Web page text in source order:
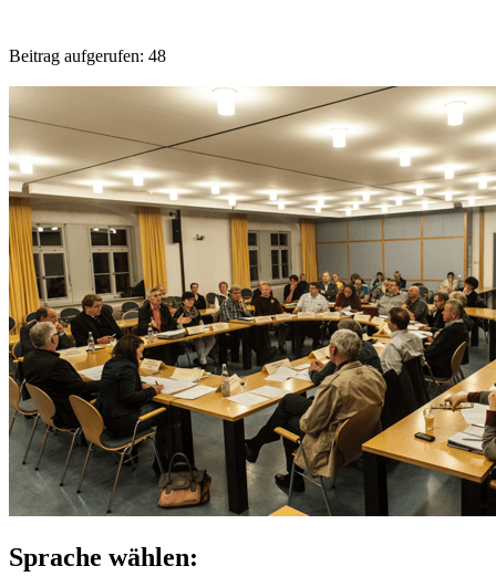
Beitrag aufgerufen: 48
Sprache wählen: